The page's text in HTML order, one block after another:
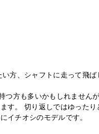
方、シャフトに走って飛ば
つ方も多いかもしれませ
。 切り返しではゆった
イチオシのモデルです。